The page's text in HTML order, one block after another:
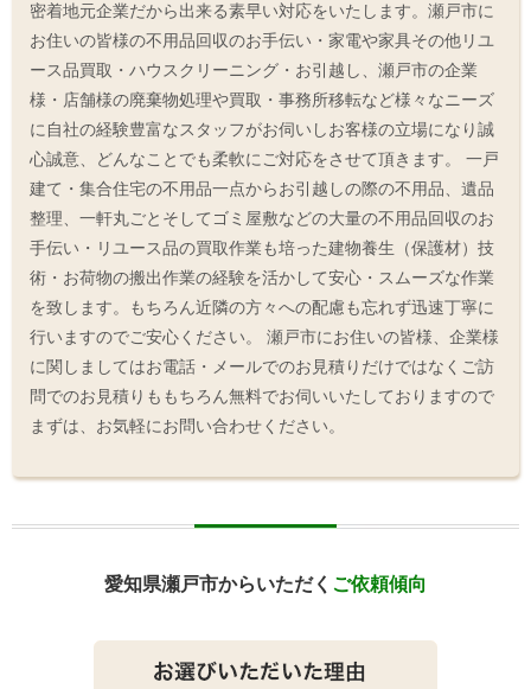
密着地元企業だから出来る素早い対応をいたします。瀬戸市に
お住いの皆様の不用品回収のお手伝い・家電や家具その他リユ
ース品買取・ハウスクリーニング・お引越し、瀬戸市の企業
様・店舗様の廃棄物処理や買取・事務所移転など様々なニーズ
に自社の経験豊富なスタッフがお伺いしお客様の立場になり誠
心誠意、どんなことでも柔軟にご対応をさせて頂きます。 一戸
建て・集合住宅の不用品一点からお引越しの際の不用品、遺品
整理、一軒丸ごとそしてゴミ屋敷などの大量の不用品回収のお
手伝い・リユース品の買取作業も培った建物養生（保護材）技
術・お荷物の搬出作業の経験を活かして安心・スムーズな作業
を致します。もちろん近隣の方々への配慮も忘れず迅速丁寧に
行いますのでご安心ください。 瀬戸市にお住いの皆様、企業様
に関しましてはお電話・メールでのお見積りだけではなくご訪
問でのお見積りももちろん無料でお伺いいたしておりますので
まずは、お気軽にお問い合わせください。
愛知県瀬戸市からいただく ご依頼傾向